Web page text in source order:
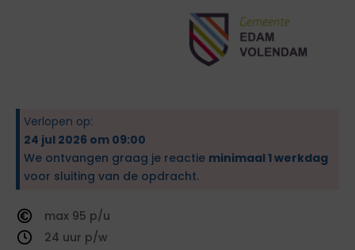
Verlopen op:
24 jul 2026 om 09:00
We ontvangen graag je reactie minimaal 1 werkdag
voor sluiting van de opdracht.
95
24